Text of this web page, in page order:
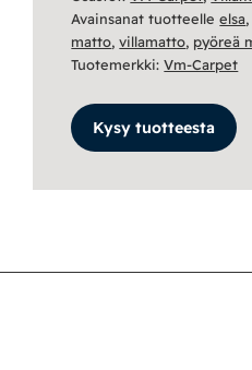
Avainsanat tuotteelleelsa
matto,villamatto, pyöreä
Tuotemerkki:Vm-Carpet
Kysy tuotteesta